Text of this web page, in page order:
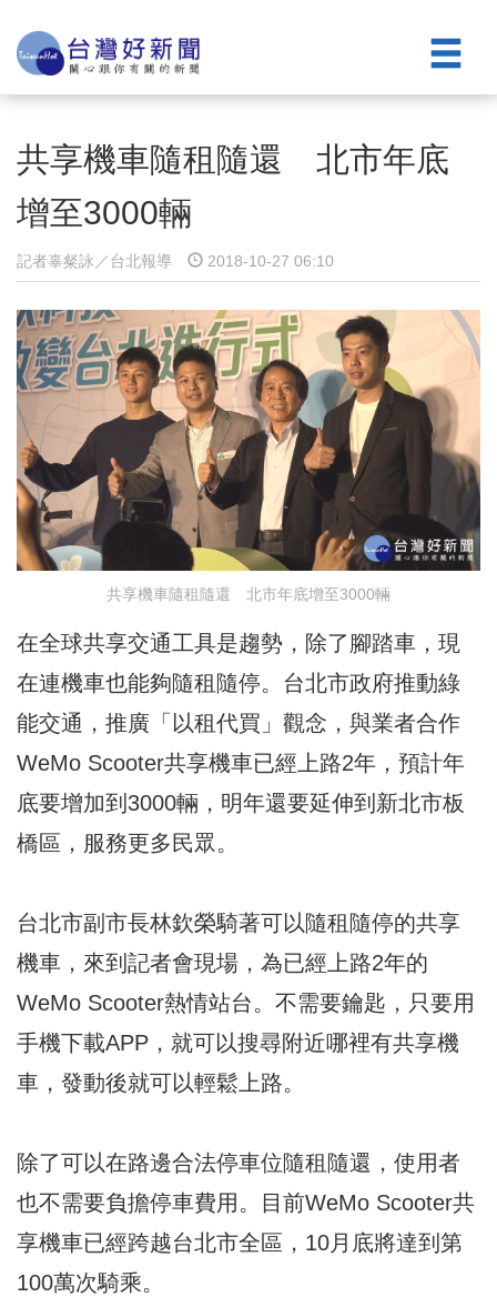
共享機車隨租隨還 北市年底
增至3000輛
記者辜粲詠／台北報導 2018-10-27 06:10
共享機車隨租隨還 北市年底增至3000輛
在全球共享交通工具是趨勢，除了腳踏車，現
在連機車也能夠隨租隨停。台北市政府推動綠
能交通，推廣「以租代買」觀念，與業者合作
WeMo Scooter共享機車已經上路2年，預計年
底要增加到3000輛，明年還要延伸到新北市板
橋區，服務更多民眾。
台北市副市長林欽榮騎著可以隨租隨停的共享
機車，來到記者會現場，為已經上路2年的
WeMo Scooter熱情站台。不需要鑰匙，只要用
手機下載APP，就可以搜尋附近哪裡有共享機
車，發動後就可以輕鬆上路。
除了可以在路邊合法停車位隨租隨還，使用者
也不需要負擔停車費用。目前WeMo Scooter共
享機車已經跨越台北市全區，10月底將達到第
100萬次騎乘。